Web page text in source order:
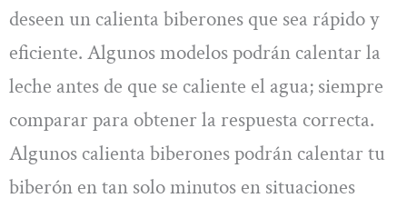
deseen un calienta biberones que sea rápido y
eficiente. Algunos modelos podrán calentar la
leche antes de que se caliente el agua; siempre
comparar para obtener la respuesta correcta.
Algunos calienta biberones podrán calentar tu
biberón en tan solo minutos en situaciones